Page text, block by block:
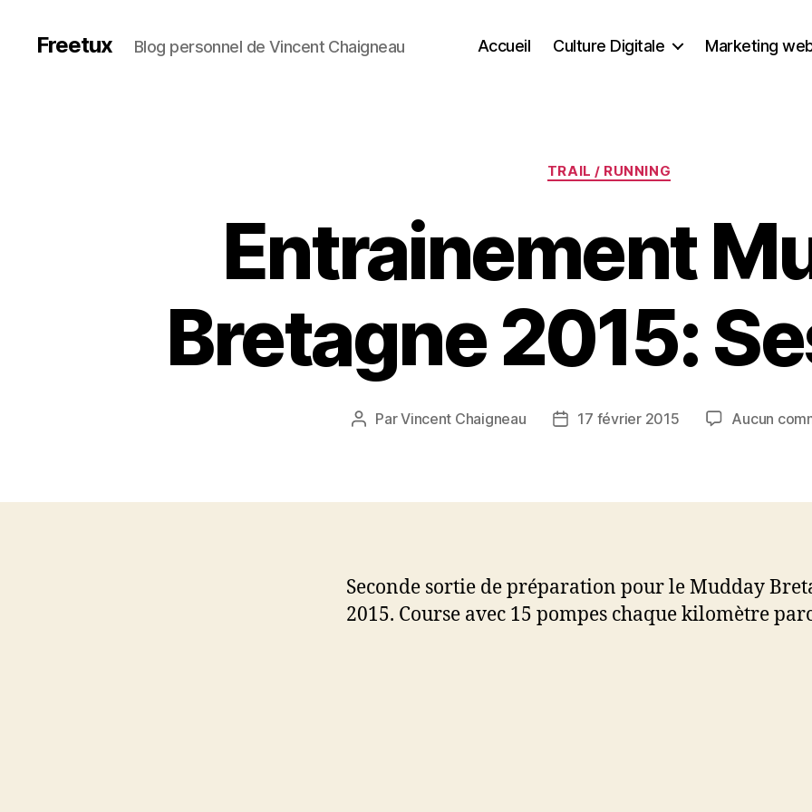
Freetux Blog personnel de Vincent Chaigneau Accueil Culture Digitale Marketing
Catégories
TRAIL / RUNNING
Entrainement
Bretagne 2015:
Auteur
ParVincent Chaigneau
Date17 février 2015 Aucun
Seconde sortie de préparation pour le Mudday
2015. Course avec 15 pompes chaque kilomètre